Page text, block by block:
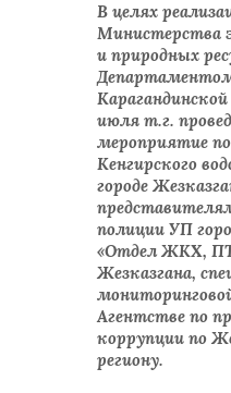
В целях
Министерства
и природных
июля т.г.
мероприятие по
Кенгирского
городе
полиции УП
«Отдел ЖКХ,
Жезказгана,
Агентстве по
коррупции по
региону.